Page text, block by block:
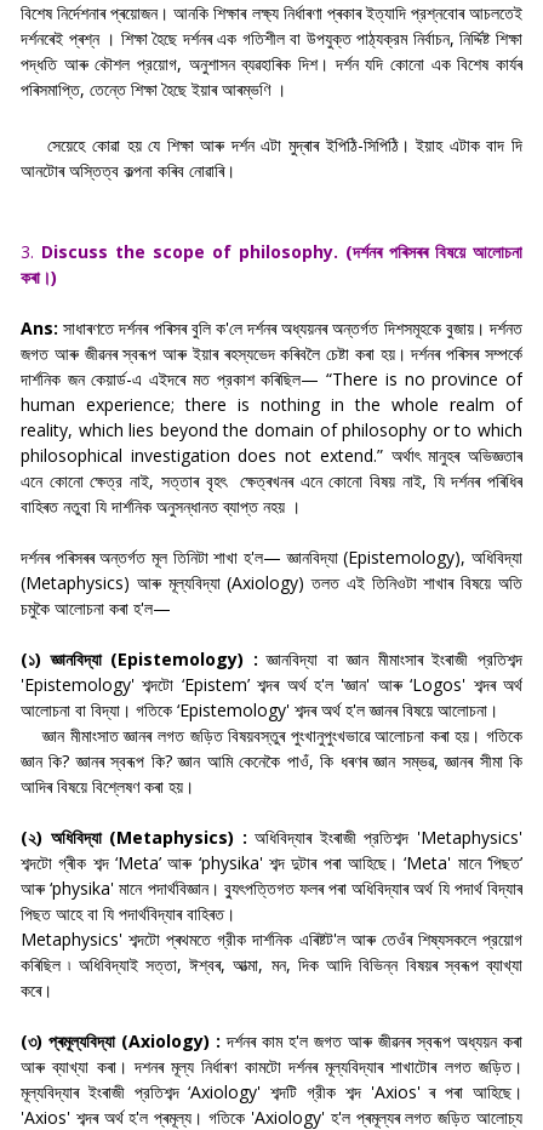
বিশেষ নিৰ্দেশনাৰ প্ৰয়োজন। আনকি শিক্ষাৰ লক্ষ্য নিৰ্ধাৰণা প্ৰকাৰ ইত্যাদি প্রশ্নবোৰ আচলতেই
দর্শনৰেই প্ৰশ্ন । শিক্ষা হৈছে দৰ্শনৰ এক গতিশীল বা উপযুক্ত পাঠ্যক্রম নির্বাচন, নির্দ্দিষ্ট শিক্ষা
পদ্ধতি আৰু কৌশল প্রয়োগ, অনুশাসন ব্যৱহাৰিক দিশ। দর্শন যদি কোনো এক বিশেষ কাৰ্যৰ
পৰিসমাপ্তি, তেন্তে শিক্ষা হৈছে ইয়াৰ আৰম্ভণি ।
সেয়েহে কোৱা হয় যে শিক্ষা আৰু দৰ্শন এটা মুদ্ৰাৰ ইপিঠি-সিপিঠি। ইয়াহ এটাক বাদ দি
আনটোৰ অস্তিত্ব কল্পনা কৰিব নোৱাৰি।
3. Discuss the scope of philosophy. (দৰ্শনৰ পৰিসৰৰ বিষয়ে আলোচনা
কৰা।)
Ans: সাধাৰণতে দৰ্শনৰ পৰিসৰ বুলি ক'লে দৰ্শনৰ অধ্যয়নৰ অন্তর্গত দিশসমূহকে বুজায়। দৰ্শনত
জগত আৰু জীৱনৰ স্বৰূপ আৰু ইয়াৰ ৰহস্যভেদ কৰিবলৈ চেষ্টা কৰা হয়। দৰ্শনৰ পৰিসৰ সম্পর্কে
দার্শনিক জন কেয়ার্ড-এ এইদৰে মত প্রকাশ কৰিছিল— “There is no province of
human experience; there is nothing in the whole realm of
reality, which lies beyond the domain of philosophy or to which
philosophical investigation does not extend.” অর্থাৎ মানুহৰ অভিজ্ঞতাৰ
এনে কোনো ক্ষেত্র নাই, সত্তাৰ বৃহৎ ক্ষেত্ৰখনৰ এনে কোনো বিষয় নাই, যি দৰ্শনৰ পৰিধিৰ
বাহিৰত নতুবা যি দার্শনিক অনুসন্ধানত ব্যাপ্ত নহয় ।
দৰ্শনৰ পৰিসৰৰ অন্তৰ্গত মূল তিনিটা শাখা হ'ল— জ্ঞানবিদ্যা (Epistemology), অধিবিদ্যা
(Metaphysics) আৰু মূল্যবিদ্যা (Axiology) তলত এই তিনিওটা শাখাৰ বিষয়ে অতি
চমুকৈ আলোচনা কৰা হ'ল—
(১) জ্ঞানবিদ্যা (Epistemology) : জ্ঞানবিদ্যা বা জ্ঞান মীমাংসাৰ ইংৰাজী প্রতিশব্দ
'Epistemology' শব্দটো ‘Epistem’ শব্দৰ অৰ্থ হ'ল 'জ্ঞান' আৰু ‘Logos' শব্দৰ অৰ্থ
আলোচনা বা বিদ্যা। গতিকে ‘Epistemology' শব্দৰ অৰ্থ হ'ল জ্ঞানৰ বিষয়ে আলোচনা।
জ্ঞান মীমাংসাত জ্ঞানৰ লগত জড়িত বিষয়বস্তুৰ পুংখানুপুংখভাৱে আলোচনা কৰা হয়। গতিকে
জ্ঞান কি? জ্ঞানৰ স্বৰূপ কি? জ্ঞান আমি কেনেকৈ পাওঁ, কি ধৰণৰ জ্ঞান সম্ভৱ, জ্ঞানৰ সীমা কি
আদিৰ বিষয়ে বিশ্লেষণ কৰা হয়।
(২) অধিবিদ্যা (Metaphysics) :অধিবিদ্যাৰ ইংৰাজী প্রতিশব্দ 'Metaphysics'
শব্দটো গ্ৰীক শব্দ ‘Meta’ আৰু ‘physika' শব্দ দুটাৰ পৰা আহিছে। ‘Meta' মানে ‘পিছত’
আৰু ‘physika' মানে পদার্থবিজ্ঞান। ব্যুৎপত্তিগত ফলৰ পৰা অধিবিদ্যাৰ অৰ্থ যি পদার্থ বিদ্যাৰ
পিছত আহে বা যি পদার্থবিদ্যাৰ বাহিৰত।
Metaphysics' শব্দটো প্ৰথমতে গ্রীক দার্শনিক এৰিষ্টট'ল আৰু তেওঁৰ শিষ্যসকলে প্রয়োগ
কৰিছিল ৷ অধিবিদ্যাই সত্তা, ঈশ্বৰ, আত্মা, মন, দিক আদি বিভিন্ন বিষয়ৰ স্বৰূপ ব্যাখ্যা
কৰে।
(৩) প্ৰমূল্যবিদ্যা (Axiology) :দৰ্শনৰ কাম হ'ল জগত আৰু জীৱনৰ স্বৰূপ অধ্যয়ন কৰা
আৰু ব্যাখ্যা কৰা। দশনৰ মূল্য নিৰ্ধাৰণ কামটো দৰ্শনৰ মূল্যবিদ্যাৰ শাখাটোৰ লগত জড়িত।
মূল্যবিদ্যাৰ ইংৰাজী প্রতিশব্দ ‘Axiology' শব্দটি গ্রীক শব্দ 'Axios' ৰ পৰা আহিছে।
'Axios' শব্দৰ অৰ্থ হ'ল প্ৰমূল্য। গতিকে 'Axiology' হ'ল প্ৰমূল্যৰ লগত জড়িত আলোচ্য